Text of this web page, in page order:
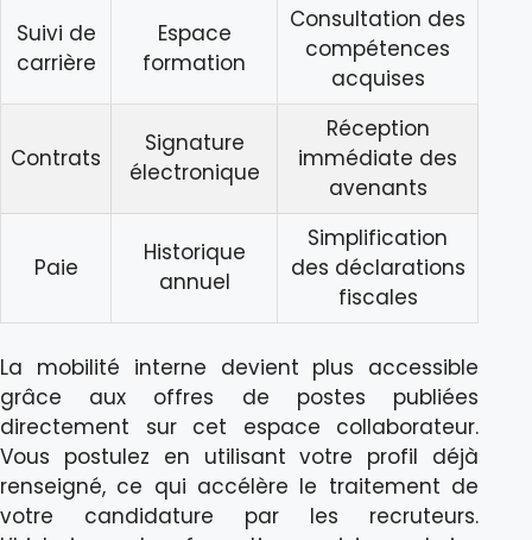
Suivi de
carrière
Espace
formation
Consultation des
compétences
acquises
Contrats
Signature
électronique
Réception
immédiate des
avenants
Paie
Historique
annuel
Simplification
des déclarations
fiscales
La mobilité interne devient plus accessible
grâce aux offres de postes publiées
directement sur cet espace collaborateur.
Vous postulez en utilisant votre profil déjà
renseigné, ce qui accélère le traitement de
votre candidature par les recruteurs.